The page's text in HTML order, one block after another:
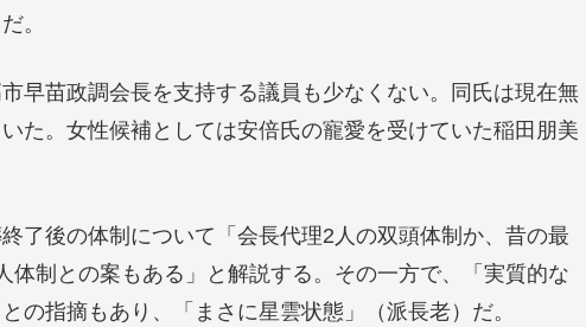
。
早苗政調会長を支持する議員も少なくない。同氏は現在無
た。女性候補としては安倍氏の寵愛を受けていた稲田朋美
了後の体制について「会長代理2人の双頭体制か、昔の最
体制との案もある」と解説する。その一方で、「実質的な
の指摘もあり、「まさに星雲状態」（派長老）だ。